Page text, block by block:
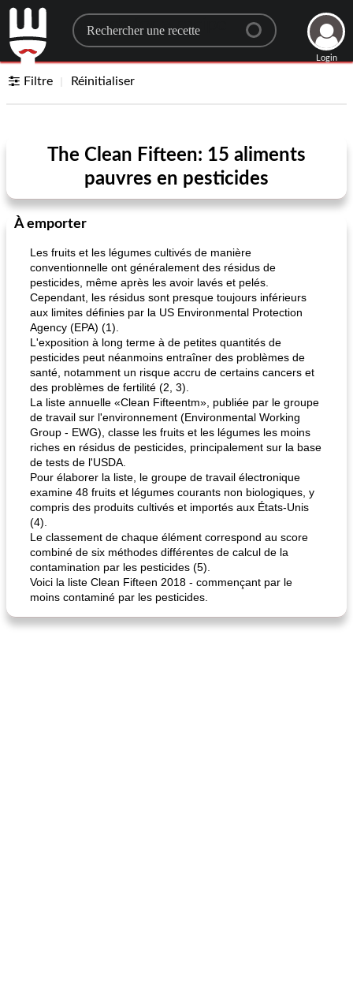
Search for a recipe
Login
Filtre Réinitialiser
The Clean Fifteen: 15 aliments
pauvres en pesticides
À emporter
Les fruits et les légumes cultivés de manière
conventionnelle ont généralement des résidus de
pesticides, même après les avoir lavés et pelés.
Cependant, les résidus sont presque toujours inférieurs
aux limites définies par la US Environmental Protection
Agency (EPA) (1).
L'exposition à long terme à de petites quantités de
pesticides peut néanmoins entraîner des problèmes de
santé, notamment un risque accru de certains cancers et
des problèmes de fertilité (2, 3).
La liste annuelle «Clean Fifteentm», publiée par le groupe
de travail sur l'environnement (Environmental Working
Group - EWG), classe les fruits et les légumes les moins
riches en résidus de pesticides, principalement sur la base
de tests de l'USDA.
Pour élaborer la liste, le groupe de travail électronique
examine 48 fruits et légumes courants non biologiques, y
compris des produits cultivés et importés aux États-Unis
(4).
Le classement de chaque élément correspond au score
combiné de six méthodes différentes de calcul de la
contamination par les pesticides (5).
Voici la liste Clean Fifteen 2018 - commençant par le
moins contaminé par les pesticides.